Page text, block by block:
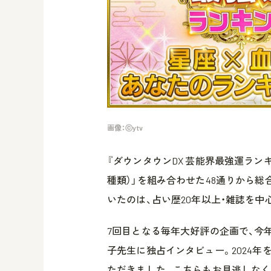
画像：ⓒytv
『ダウンタウンDX 芸能界最強運ランキ
種類）」を組み合わせた48通りから
いたのは、占い歴20年以上・雑誌を
7回目となる毎年大好評の企画で、今
子先生に独占インタビュー。2024年